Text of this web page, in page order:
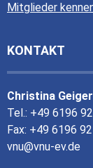
Mitglieder
KONTAKT
Christina Geiger
Tel.: +49 6196
Fax: +49 6196
vnu@vnu-ev.de